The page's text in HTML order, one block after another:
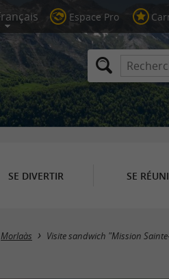
Espace Pro
SE DIVERTIR SE
Morlaàs Visite sandwich "Mission